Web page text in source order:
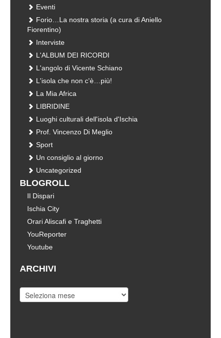
Eventi
Forio…La nostra storia (a cura di Aniello
Fiorentino)
Interviste
L'ALBUM DEI RICORDI
L'angolo di Vicente Schiano
L'isola che non c'è…più!
La Mia Africa
LIBRIDINE
Luoghi culturali dell'isola d'Ischia
Prof. Vincenzo Di Meglio
Sport
Un consiglio al giorno
Uncategorized
BLOGROLL
Il Dispari
Ischia City
Orari Aliscafi e Traghetti
YouReporter
Youtube
ARCHIVI